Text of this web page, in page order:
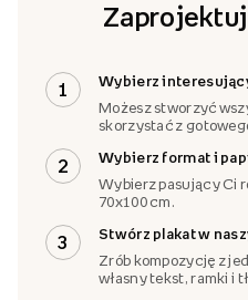
1
Wybierz
Możesz stworzyć
skorzystać z
2
Wybierz format i
Wybierz pasujący Ci
70x100 cm.
3
Stwórz plakat w
Zrób kompozycję z
własny tekst, ramki i